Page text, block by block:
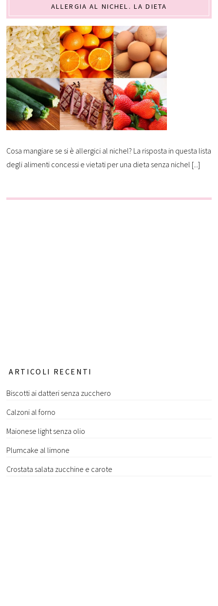
ALLERGIA AL NICHEL. LA DIETA
Cosa mangiare se si è allergici al nichel? La risposta in questa lista
degli alimenti concessi e vietati per una dieta senza nichel [...]
ARTICOLI RECENTI
Biscotti ai datteri senza zucchero
Calzoni al forno
Maionese light senza olio
Plumcake al limone
Crostata salata zucchine e carote